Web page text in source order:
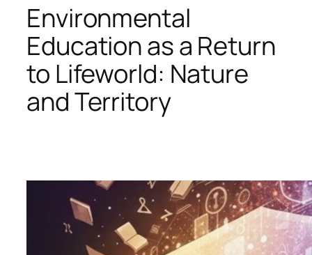
Environmental
Education as a Return
to Lifeworld: Nature
and Territory